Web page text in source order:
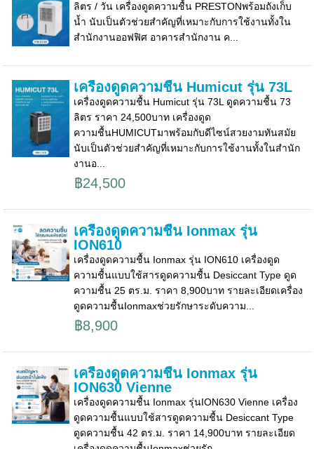
ลิตร / วัน เครื่องดูดความชื้น PRESTONพร้อมถังเก็บ
น้ำ นับเป็นตัวช่วยสำคัญที่เหมาะกับการใช้งานทั้งใน
สำนักงานออฟฟิศ อาคารสำนักงาน ค...
เครื่องดูดความชื้น Humicut รุ่น 73L
เครื่องดูดความชื้น Humicut รุ่น 73L ดูดความชื้น 73
ลิตร ราคา 24,500บาท เครื่องดูด
ความชื้นHUMICUTมาพร้อมกับดีไซน์สวยงามทันสมัย
นับเป็นตัวช่วยสำคัญที่เหมาะกับการใช้งานทั้งในสำนัก
งานอ...
฿24,500
เครื่องดูดความชื้น Ionmax รุ่น
ION610
เครื่องดูดความชื้น Ionmax รุ่น ION610 เครื่องดูด
ความชื้นแบบใช้สารดูดความชื้น Desiccant Type ดูด
ความชื้น 25 ตร.ม. ราคา 8,900บาท รายละเอียดเครื่อง
ดูดความชื้นIonmaxช่วยรักษาระดับความ...
฿8,900
เครื่องดูดความชื้น Ionmax รุ่น
ION630 Vienne
เครื่องดูดความชื้น Ionmax รุ่นION630 Vienne เครื่อง
ดูดความชื้นแบบใช้สารดูดความชื้น Desiccant Type
ดูดความชื้น 42 ตร.ม. ราคา 14,900บาท รายละเอียด